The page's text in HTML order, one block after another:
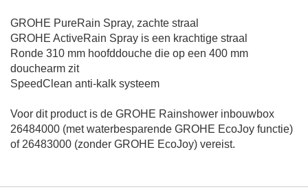
GROHE PureRain Spray, zachte straal
GROHE ActiveRain Spray is een krachtige straal
Ronde 310 mm hoofddouche die op een 400 mm
douchearm zit
SpeedClean anti-kalk systeem
Voor dit product is de GROHE Rainshower inbouwbox
26484000 (met waterbesparende GROHE EcoJoy functie)
of 26483000 (zonder GROHE EcoJoy) vereist.